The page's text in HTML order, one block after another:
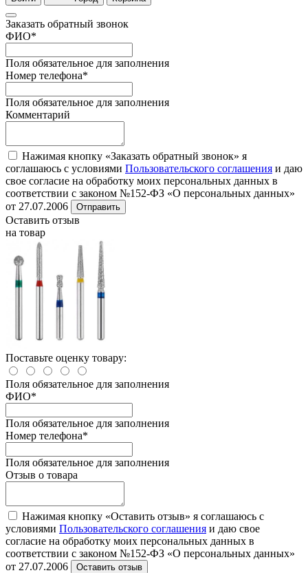
Заказать обратный звонок
ФИО*
Поля обязательное для заполнения
Номер телефона*
Поля обязательное для заполнения
Комментарий
Нажимая кнопку «Заказать обратный звонок» я
соглашаюсь с условиями Пользовательского соглашения и даю
свое согласие на обработку моих персональных данных в
соответствии с законом №152-ФЗ «О персональных данных»
от 27.07.2006
Отправить
Оставить отзыв
на товар
Поставьте оценку товару:
Поля обязательное для заполнения
ФИО*
Поля обязательное для заполнения
Номер телефона*
Поля обязательное для заполнения
Отзыв о товара
Нажимая кнопку «Оставить отзыв» я соглашаюсь с
условиями Пользовательского соглашения и даю свое
согласие на обработку моих персональных данных в
соответствии с законом №152-ФЗ «О персональных данных»
от 27.07.2006
Оставить отзыв